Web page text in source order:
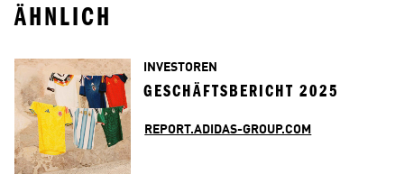
ÄHNLICH
INVESTOREN
GESCHÄFTSBERICHT 2025
REPORT.ADIDAS-GROUP.COM